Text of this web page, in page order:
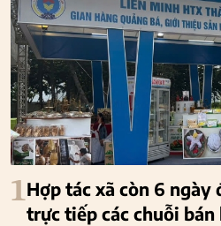
1Hợp tác xã còn 6 ngày
trực tiếp các chuỗi bán